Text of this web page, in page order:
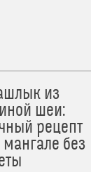
из
шеи:
рецепт
мангале без